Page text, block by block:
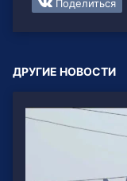
Поделиться
ДРУГИЕ НОВОСТИ